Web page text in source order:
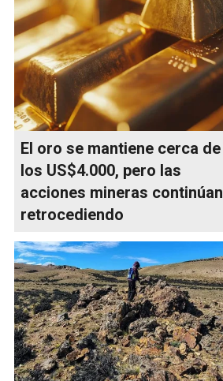
El oro se mantiene cerca de
los US$4.000, pero las
acciones mineras continúan
retrocediendo